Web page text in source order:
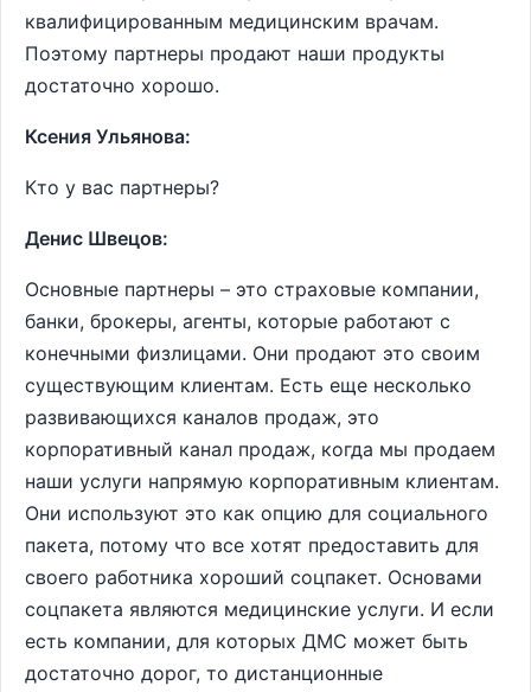
квалифицированным медицинским врачам.
Поэтому партнеры продают наши продукты
достаточно хорошо.
Ксения Ульянова:
Кто у вас партнеры?
Денис Швецов:
Основные партнеры – это страховые компании,
банки, брокеры, агенты, которые работают с
конечными физлицами. Они продают это своим
существующим клиентам. Есть еще несколько
развивающихся каналов продаж, это
корпоративный канал продаж, когда мы продаем
наши услуги напрямую корпоративным клиентам.
Они используют это как опцию для социального
пакета, потому что все хотят предоставить для
своего работника хороший соцпакет. Основами
соцпакета являются медицинские услуги. И если
есть компании, для которых ДМС может быть
достаточно дорог, то дистанционные